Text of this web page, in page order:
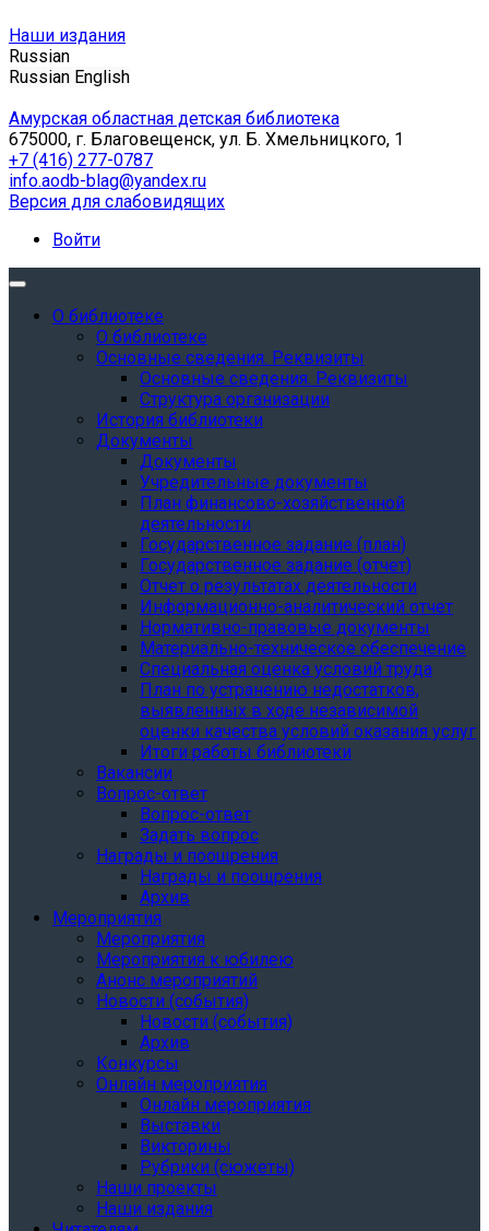
Наши издания
Russian
Russian English
Амурская областная детская библиотека
675000, г. Благовещенск, ул. Б. Хмельницкого, 1
+7 (416) 277-0787
info.aodb-blag@yandex.ru
Версия для слабовидящих
Войти
О библиотеке
О библиотеке
Основные сведения. Реквизиты
Основные сведения. Реквизиты
Структура организации
История библиотеки
Документы
Документы
Учредительные документы
План финансово-хозяйственной
деятельности
Государственное задание (план)
Государственное задание (отчет)
Отчет о результатах деятельности
Информационно-аналитический отчет
Нормативно-правовые документы
Материально-техническое обеспечение
Специальная оценка условий труда
План по устранению недостатков,
выявленных в ходе независимой
оценки качества условий оказания услуг
Итоги работы библиотеки
Вакансии
Вопрос-ответ
Вопрос-ответ
Задать вопрос
Награды и поощрения
Награды и поощрения
Архив
Мероприятия
Мероприятия
Мероприятия к юбилею
Анонс мероприятий
Новости (события)
Новости (события)
Архив
Конкурсы
Онлайн мероприятия
Онлайн мероприятия
Выставки
Викторины
Рубрики (сюжеты)
Наши проекты
Наши издания